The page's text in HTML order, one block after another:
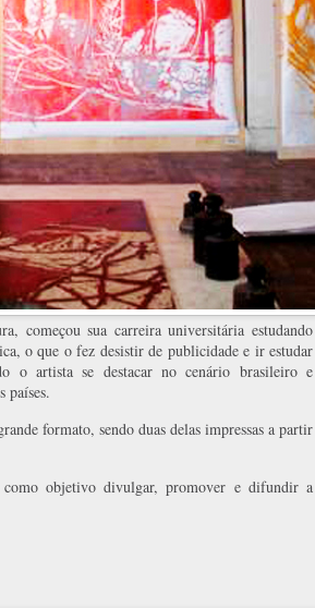
começou sua carreira universitária estudando
o que o fez desistir de publicidade e ir estudar
o artista se destacar no cenário brasileiro e
países.
formato, sendo duas delas impressas a partir
objetivo divulgar, promover e difundir a